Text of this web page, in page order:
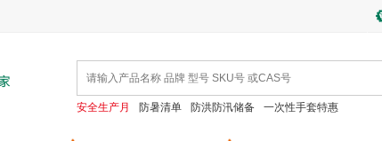
安全生产月 防暑清单 防洪防汛储备 一次性手套特惠